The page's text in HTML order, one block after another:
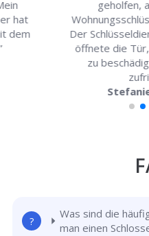
hat
dem
geholfen,
Der
öffnete die
zu
Was sind die
man einen